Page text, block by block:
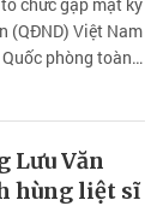
(QĐND) Việt Nam
phòng toàn
Lưu Văn
hùng liệt sĩ